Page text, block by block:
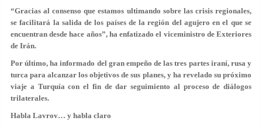
“Gracias al consenso que estamos ultimando sobre las crisis regionales,
se facilitará la salida de los países de la región del agujero en el que se
encuentran desde hace años”, ha enfatizado el viceministro de Exteriores
de Irán.
Por último, ha informado del gran empeño de las tres partes iraní, rusa y
turca para alcanzar los objetivos de sus planes, y ha revelado su próximo
viaje a Turquía con el fin de dar seguimiento al proceso de diálogos
trilaterales.
Habla Lavrov… y habla claro